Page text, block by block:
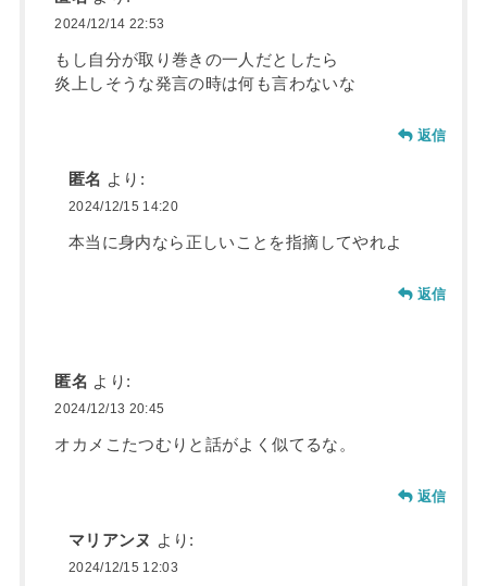
2024/12/14 22:53
もし自分が取り巻きの一人だとしたら
炎上しそうな発言の時は何も言わないな
返信
匿名 より:
2024/12/15 14:20
本当に身内なら正しいことを指摘してやれよ
返信
匿名 より:
2024/12/13 20:45
オカメこたつむりと話がよく似てるな。
返信
マリアンヌ より:
2024/12/15 12:03